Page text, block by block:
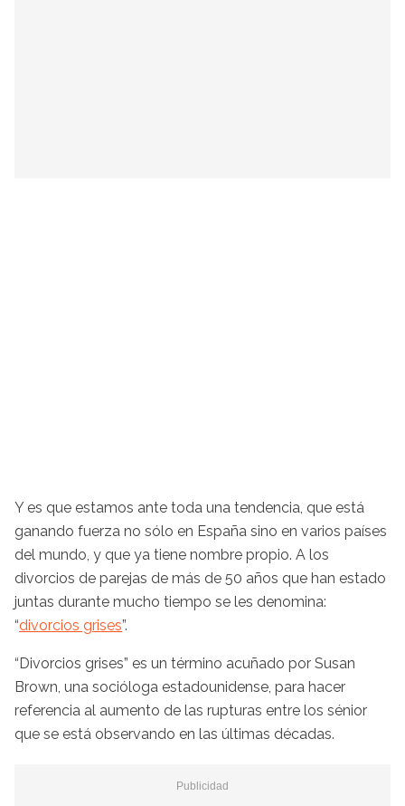
Y es que estamos ante toda una tendencia, que está
ganando fuerza no sólo en España sino en varios países
del mundo, y que ya tiene nombre propio. A los
divorcios de parejas de más de 50 años que han estado
juntas durante mucho tiempo se les denomina:
“divorcios grises”.
“Divorcios grises” es un término acuñado por Susan
Brown, una socióloga estadounidense, para hacer
referencia al aumento de las rupturas entre los sénior
que se está observando en las últimas décadas.